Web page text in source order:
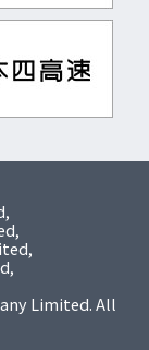
Limited. All